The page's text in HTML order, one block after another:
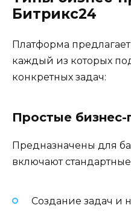
Битрикс24
Платформа
каждый из которых
конкретных задач:
Простые
Предназначены для
включают
Создание задач и